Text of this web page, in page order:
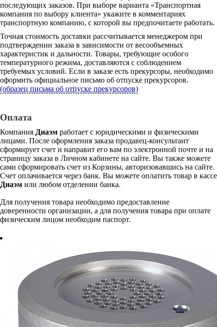
последующих заказов. При выборе варианта «Транспортная
компания по выбору клиента» укажите в комментариях
транспортную компанию, с которой вы предпочитаете работать.
Точная стоимость доставки рассчитывается менеджером при
подтверждении заказа в зависимости от весообъемных
характеристик и дальности. Товары, требующие особого
температурного режима, доставляются с соблюдением
требуемых условий. Если в заказе есть прекурсоры, необходимо
оформить официальное письмо об отпуске прекурсоров.
(образец письма об отпуске прекурсоров)
Оплата
Компания Диаэм работает с юридическими и физическими
лицами. После оформления заказа продавец-консультант
сформирует счет и направит его вам по электронной почте и на
страницу заказа в Личном кабинете на сайте. Вы также можете
сами сформировать счет из Корзины, авторизовавшись на сайте.
Счет оплачивается через банк. Вы можете оплатить товар в кассе
Диаэм или любом отделении банка.
Для получения товара необходимо предоставление
доверенности организации, а для получения товара при оплате
физическим лицом необходим паспорт.